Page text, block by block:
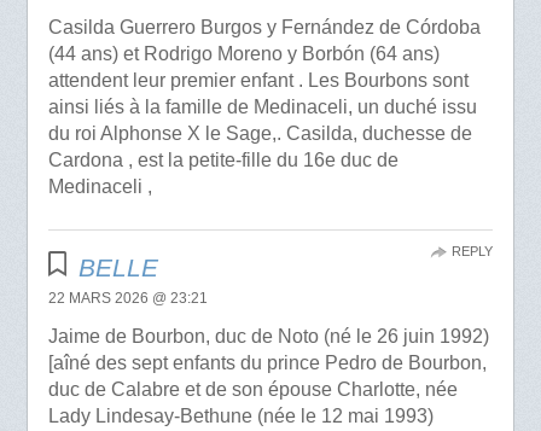
Casilda Guerrero Burgos y Fernández de Córdoba
(44 ans) et Rodrigo Moreno y Borbón (64 ans)
attendent leur premier enfant . Les Bourbons sont
ainsi liés à la famille de Medinaceli, un duché issu
du roi Alphonse X le Sage,. Casilda, duchesse de
Cardona , est la petite-fille du 16e duc de
Medinaceli ,
BELLE
22 MARS 2026 @ 23:21
Jaime de Bourbon, duc de Noto (né le 26 juin 1992)
[aîné des sept enfants du prince Pedro de Bourbon,
duc de Calabre et de son épouse Charlotte, née
Lady Lindesay-Bethune (née le 12 mai 1993)
REPLY